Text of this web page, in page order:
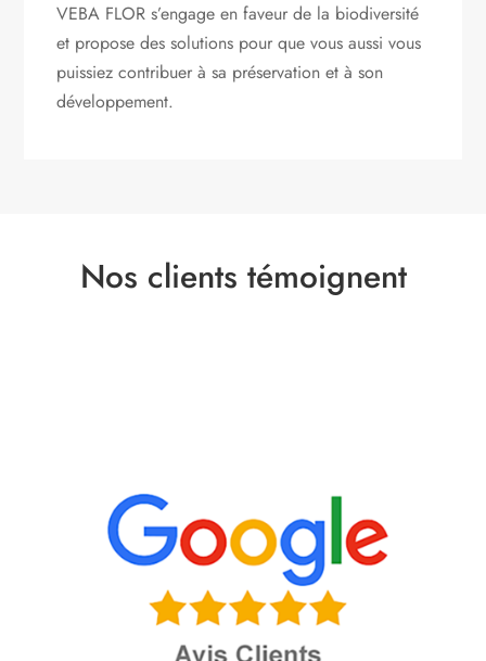
VEBA FLOR s’engageen faveur de la biodiversité
et propose des solutions pour que vous aussi vous
puissiez contribuer à sa préservation et à son
développement.
Nos clients témoignent